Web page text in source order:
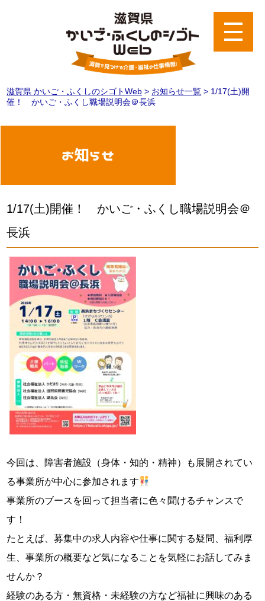
滋賀県 かいご・ふくしのシゴトWeb > お知らせ一覧 > 1/17(土)開
催！ かいご・ふくし職場説明会＠長浜
お知らせ
1/17(土)開催！ かいご・ふくし職場説明会＠
長浜
今回は、障害者施設（身体・知的・精神）も展開されてい
る事業所が中心に参加されます
事業所のブースを回って担当者に色々聞けるチャンスで
す！
たとえば、募集中の求人内容や仕事に関する疑問、福利厚
生、事業所の概要など気になることを気軽にお話してみま
せんか？
経験のある方・無資格・未経験の方など福祉に興味のある